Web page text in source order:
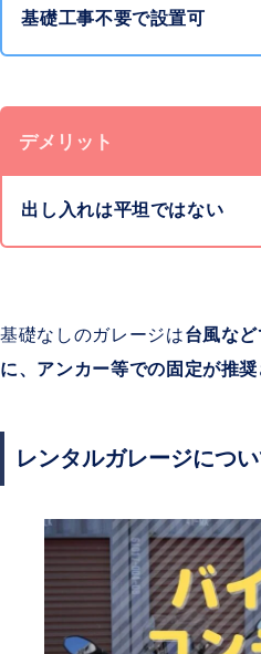
基礎工事不要で設置可
デメリット
出し入れは平坦ではない
基礎なしのガレージは台風な
に、アンカー等での固定が推奨
レンタルガレージにつ